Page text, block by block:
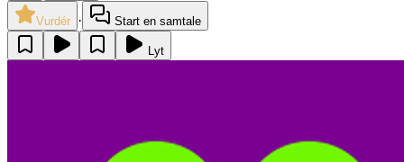
Vurdér · Start en samtale
Lyt